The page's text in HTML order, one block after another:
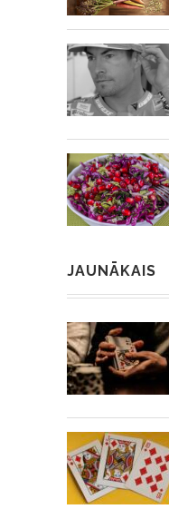
JAUNĀKAIS